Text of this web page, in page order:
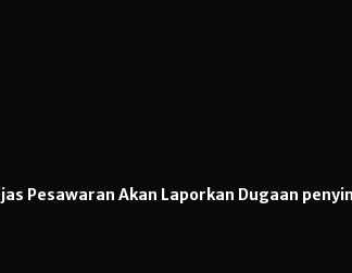
Pesawaran Akan Laporkan Dugaan